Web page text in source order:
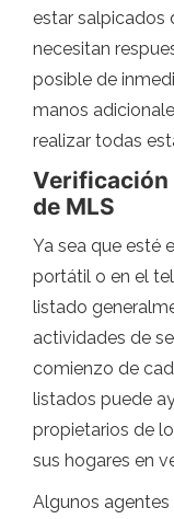
estar salpicados
necesitan
posible de
manos
realizar todas
Verificación
de MLS
Ya sea que esté
portátil o en el
listado
actividades de
comienzo de
listados puede
propietarios de
sus hogares en
Algunos